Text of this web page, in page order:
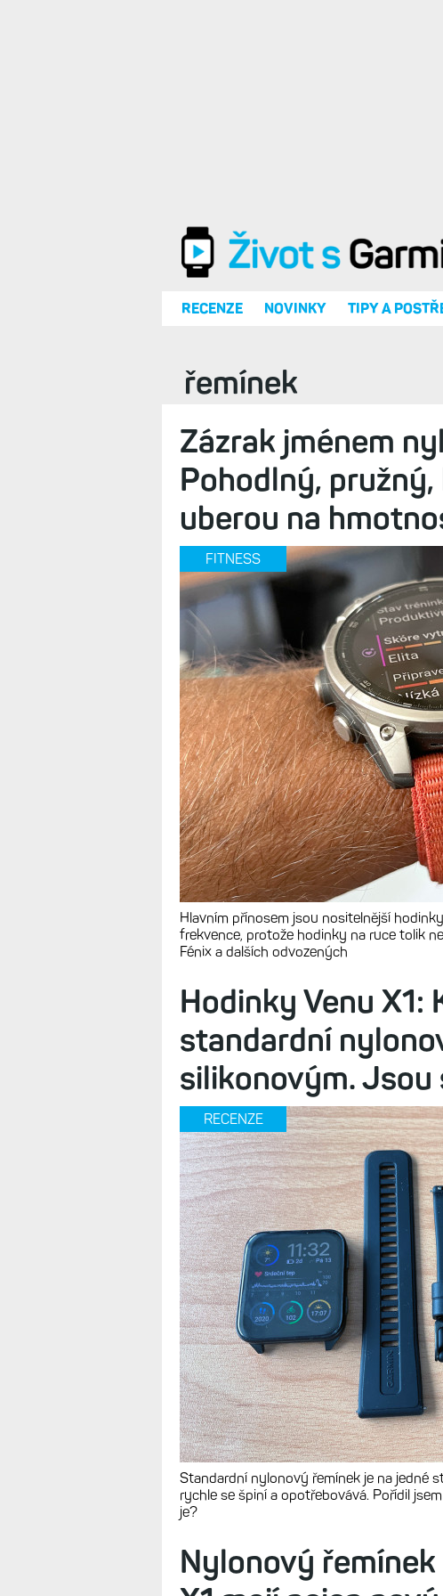
RECENZE NOVINKY TIPY A
řemínek
Zázrak jménem
Pohodlný,
uberou na
FITNESS
Hlavním přínosem jsou nositelnější
frekvence, protože hodinky na ruce tolik
Fénix a dalších odvozených
Hodinky Venu X1:
standardní
silikonovým.
RECENZE
Standardní nylonový řemínek je na jedné
rychle se špiní a opotřebovává. Pořídil
je?
Nylonový